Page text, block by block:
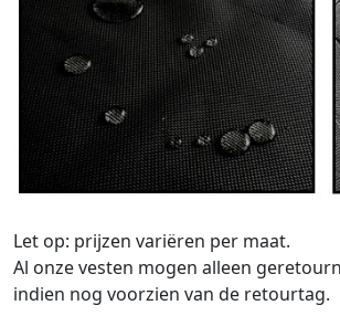
Let op: prijzen variëren per maat.
Al onze vesten mogen alleen
indien nog voorzien van de retourtag.